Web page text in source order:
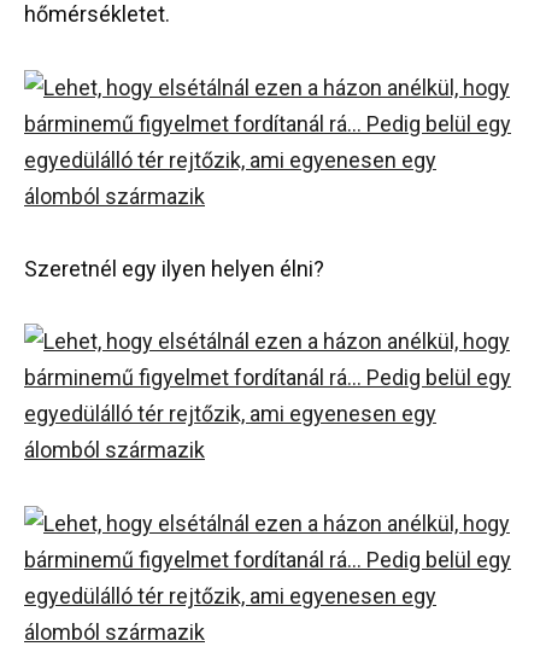
hőmérsékletet.
Szeretnél egy ilyen helyen élni?